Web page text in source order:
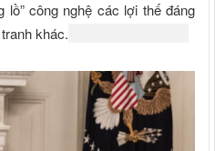
lồ” công nghệ các lợi thế đáng
khác.